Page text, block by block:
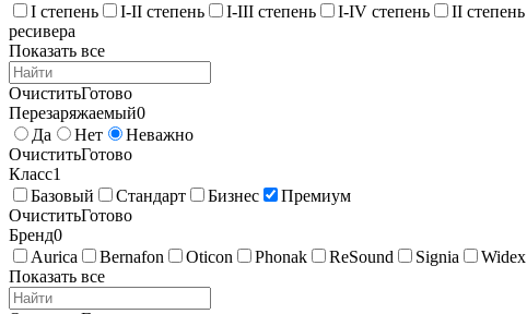
I степень
I-II степень I-III степень I-IV степень II степень
ресивера
Показать все
ОчиститьГотово
Перезаряжаемый0
Да
Нет
Неважно
ОчиститьГотово
Класс1
Базовый
Стандарт Бизнес
Премиум
ОчиститьГотово
Бренд0
Aurica
Bernafon Oticon Phonak ReSound Signia Widex
Показать все